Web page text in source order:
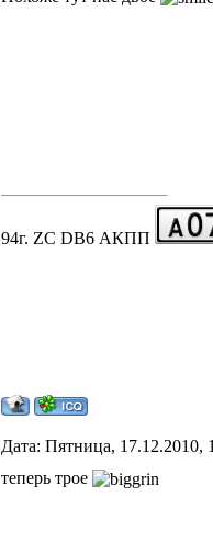
94г. ZC DB6 АКПП
Дата: Пятница,
теперь трое